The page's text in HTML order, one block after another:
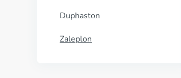
Duphaston
Zaleplon